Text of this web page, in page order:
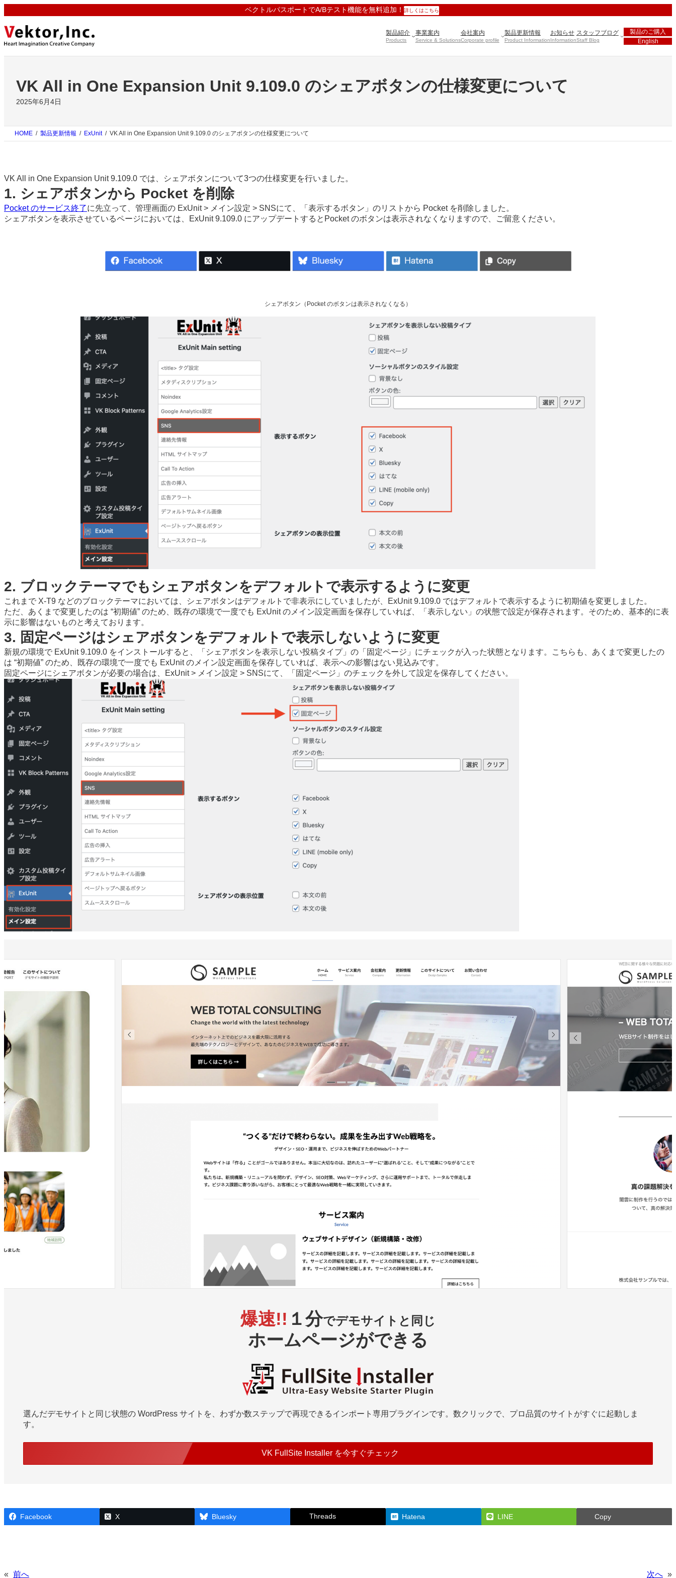
容
を
ス
ベクトルパスポートでA/Bテスト機能を無料追加！ 詳しくはこちら
製品紹介
Products
事業案内
Service & Solutions
会社案内
Corporate profile
製品更新情報
Product Information
お知らせ
Information
スタッフブログ
Staff Blog
製品のご購入
English
VK All in One Expansion Unit 9.109.0 のシェアボタンの仕様変更について
2025年6月4日
HOME 製品更新情報 ExUnit VK All in One Expansion Unit 9.109.0 のシェアボタンの仕様変更について
VK All in One Expansion Unit 9.109.0 では、シェアボタンについて3つの仕様変更を行いました。
1. シェアボタンから Pocket を削除
Pocket のサービス終了に先立って、管理画面の ExUnit > メイン設定 > SNSにて、「表示するボタン」のリストから Pocket を削除しました。
シェアボタンを表示させているページにおいては、ExUnit 9.109.0 にアップデートするとPocket のボタンは表示されなくなりますので、ご留意ください。
シェアボタン（Pocket のボタンは表示されなくなる）
2. ブロックテーマでもシェアボタンをデフォルトで表示するように変更
これまで X-T9 などのブロックテーマにおいては、シェアボタンはデフォルトで非表示にしていましたが、ExUnit 9.109.0 ではデフォルトで表示するように初期値を変更しました。
ただ、あくまで変更したのは “初期値” のため、既存の環境で一度でも ExUnit のメイン設定画面を保存していれば、「表示しない」の状態で設定が保存されます。そのため、基本的に表
示に影響はないものと考えております。
3. 固定ページはシェアボタンをデフォルトで表示しないように変更
新規の環境で ExUnit 9.109.0 をインストールすると、「シェアボタンを表示しない投稿タイプ」の「固定ページ」にチェックが入った状態となります。こちらも、あくまで変更したの
は “初期値” のため、既存の環境で一度でも ExUnit のメイン設定画面を保存していれば、表示への影響はない見込みです。
固定ページにシェアボタンが必要の場合は、ExUnit > メイン設定 > SNSにて、「固定ページ」のチェックを外して設定を保存してください。
爆速!! １分でデモサイトと同じ
ホームページができる
選んだデモサイトと同じ状態の WordPress サイトを、わずか数ステップで再現できるインポート専用プラグインです。数クリックで、プロ品質のサイトがすぐに起動しま
す。
VK FullSite Installer を今すぐチェック
Facebook X Bluesky Threads Hatena LINE Copy
« 前へ 次へ »